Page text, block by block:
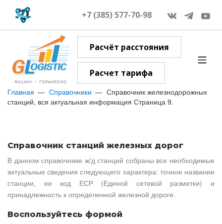
+7 (385) 577-70-98
Расчёт расстояния
Расчет тарифа
Главная Справочники
Справочник железнодорожных
станций, вся актуальная информация Страница 9.
Справочник станций железных дорог
В данном справочнике ж/д станций собраны все необходимые
актуальные сведения следующего характера: точное название
станции, ее код ЕСР (Единой сетевой разметки) и
принадлежность к определенной железной дороге.
Воспользуйтесь формой